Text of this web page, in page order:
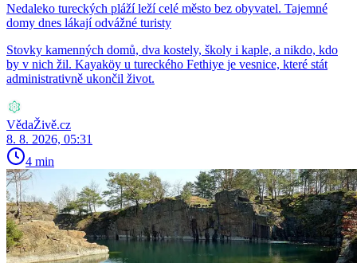
Nedaleko tureckých pláží leží celé město bez obyvatel. Tajemné
domy dnes lákají odvážné turisty
Stovky kamenných domů, dva kostely, školy i kaple, a nikdo, kdo
by v nich žil. Kayaköy u tureckého Fethiye je vesnice, které stát
administrativně ukončil život.
VědaŽivě.cz
8. 8. 2026, 05:31
4 min